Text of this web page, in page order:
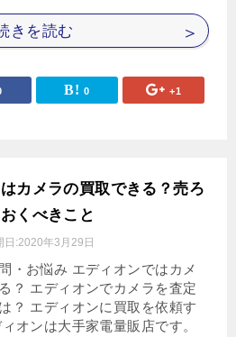
きを読む
0 +1
カメラの買取できる？売ろ
くべきこと
日:2020年3月29日
・お悩み エディオンではカメ
？ エディオンでカメラを査定
？ エディオンに買取を依頼す
オンは大手家電量販店です。